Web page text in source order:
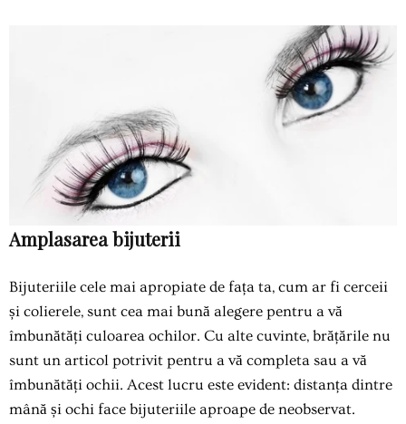
Amplasarea bijuterii
Bijuteriile cele mai apropiate de fața ta, cum ar fi cerceii
și colierele, sunt cea mai bună alegere pentru a vă
îmbunătăți culoarea ochilor. Cu alte cuvinte, brățările nu
sunt un articol potrivit pentru a vă completa sau a vă
îmbunătăți ochii. Acest lucru este evident: distanța dintre
mână și ochi face bijuteriile aproape de neobservat.